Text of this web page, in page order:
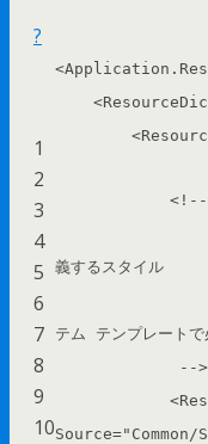
?
1
2
3
4
5
6
7
8
9
10
<
<
<
<!--
義するスタイル
テム テンプレートで
-->
<
Source=